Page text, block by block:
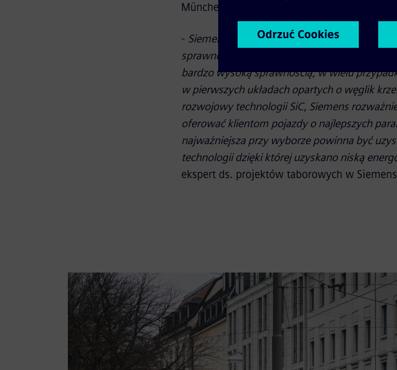
München (SWM).
- Siemens od wielu lat skupia się na
sprawności. Stąd od dawna oferował
bardzo wysoką sprawnością, w wielu
w pierwszych układach opartych o węglik
rozwojowy technologii SiC, Siemens
oferować klientom pojazdy o najlepszych
najważniejsza przy wyborze powinna być
technologii dzięki której uzyskano niską
ekspert ds. projektów taborowych w